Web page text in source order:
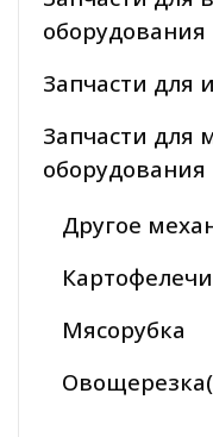
оборудования
Запчасти для
Запчасти для
оборудования
Другое
Мясорубка